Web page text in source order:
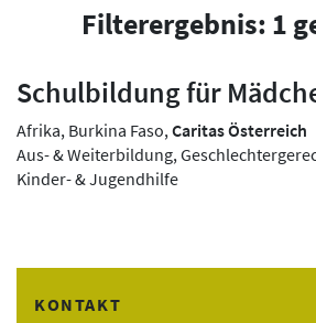
Filterergebnis: 1
Schulbildung für
Afrika, Burkina Faso, Caritas Österreich
Aus- & Weiterbildung,
Kinder- & Jugendhilfe
KONTAKT